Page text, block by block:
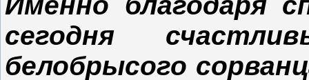
сегодня
белобрысого